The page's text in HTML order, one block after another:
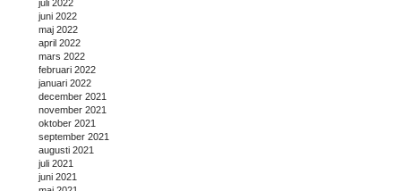
juli 2022
juni 2022
maj 2022
april 2022
mars 2022
februari 2022
januari 2022
december 2021
november 2021
oktober 2021
september 2021
augusti 2021
juli 2021
juni 2021